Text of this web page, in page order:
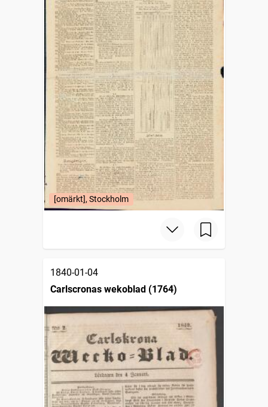
[omärkt], Stockholm
1840-01-04
Carlscronas wekoblad (1764)